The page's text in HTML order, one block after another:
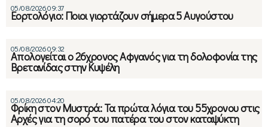
05/08/2026 09:37
Εορτολόγιο: Ποιοι γιορτάζουν σήμερα 5 Αυγούστου
05/08/2026 09:32
Απολογείται ο 26χρονος Αφγανός για τη δολοφονία της
Βρετανίδας στην Κυψέλη
05/08/2026 04:20
Φρίκη στον Μυστρά: Τα πρώτα λόγια του 55χρονου στις
Αρχές για τη σορό του πατέρα του στον καταψύκτη